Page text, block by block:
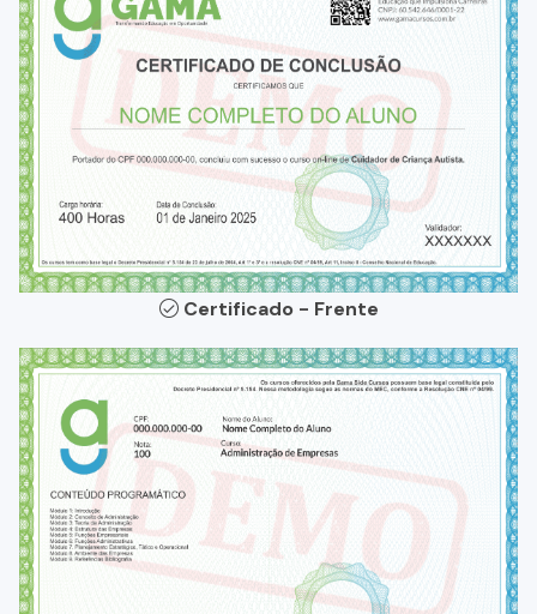
Certificado - Frente